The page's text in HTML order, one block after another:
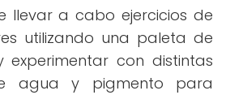
llevar a cabo ejercicios de
utilizando una paleta de
experimentar con distintas
agua y pigmento para